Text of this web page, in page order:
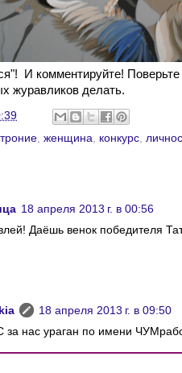
И комментируйте! Поверьте
журавликов делать.
, женщина, конкурс,
18 апреля 2013 г. в 00:56
Даёшь венок победителя
18 апреля 2013 г. в 09:50
за нас ураган по имени